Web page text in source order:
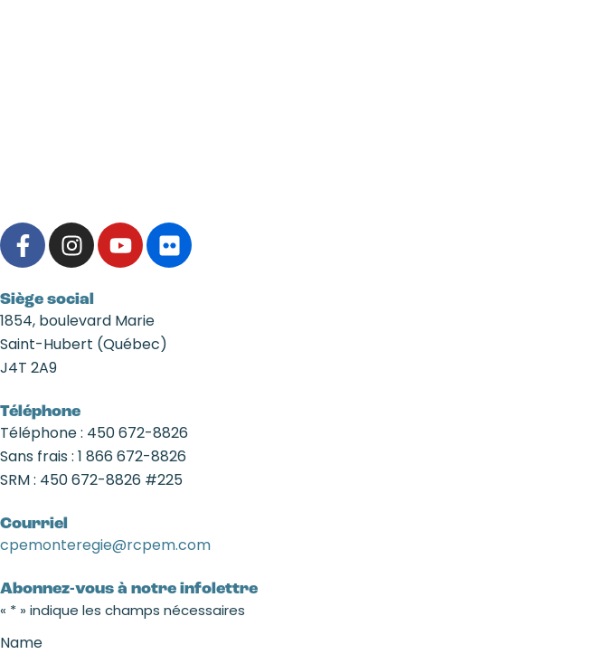
F
a
c
e
b
o
o
-
f
I
n
s
t
a
g
m
Y
o
u
u
b
F
l
i
Siège social
1854, boulevard Marie
Saint-Hubert (Québec)
J4T 2A9
Téléphone
Téléphone : ‍450 ‍672-8826
Sans frais : ‍1 866 ‍672-8826
SRM : 450 672-8826 #225
Courriel
cpemonteregie@rcpem.com
Abonnez-vous à notre infolettre
« * » indique les champs nécessaires
Name